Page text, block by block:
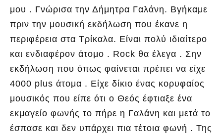
μου . Γνώρισα την Δήμητρα Γαλάνη. Βγήκαμε
πριν την μουσική εκδήλωση που έκανε η
περιφέρεια στα Τρίκαλα. Είναι πολύ ιδιαίτερο
και ενδιαφέρον άτομο . Rock θα έλεγα . Σην
εκδήλωση που όπως φαίνεται πρέπει να είχε
4000 plus άτομα . Είχε δίκιο ένας κορυφαίος
μουσικός που είπε ότι ο Θεός έφτιαξε ένα
εκμαγείο φωνής το πήρε η Γαλάνη και μετά το
έσπασε και δεν υπάρχει πια τέτοια φωνή . Της